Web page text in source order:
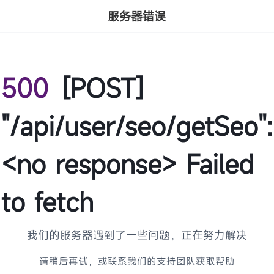
服务器错误
500 [POST]
"/api/user/seo/getSeo":
<no response> Failed
to fetch
我们的服务器遇到了一些问题，正在努力解决
请稍后再试，或联系我们的支持团队获取帮助